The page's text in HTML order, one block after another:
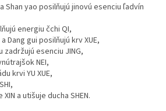
Shan yao posilňujú jinovú esenciu ľadvín
energiu čchi QI,
Dang gui posilňujú krv XUE,
zadržujú esenciu JING,
NEI,
krvi YU XUE,
a utišuje ducha SHEN.